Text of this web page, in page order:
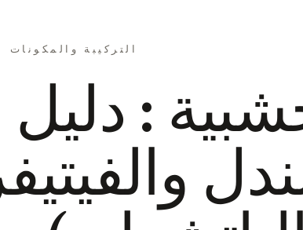
التركيبة والمكونات
: